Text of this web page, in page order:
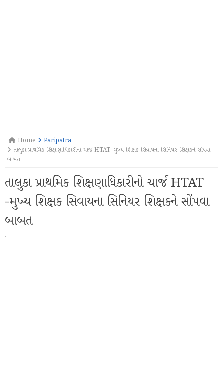
Home
Paripatra
તાલુકા પ્રાથમિક શિક્ષણાધિકારીનો ચાર્જ HTAT -મુખ્ય શિક્ષક સિવાયના સિનિયર શિક્ષકને સોંપવા
બાબત
તાલુકા પ્રાથમિક શિક્ષણાધિકારીનો ચાર્જ HTAT
-મુખ્ય શિક્ષક સિવાયના સિનિયર શિક્ષકને સોંપવા
બાબત
·